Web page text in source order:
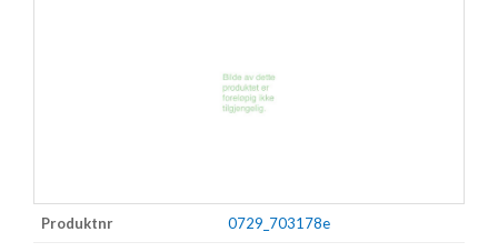
0729_703178e